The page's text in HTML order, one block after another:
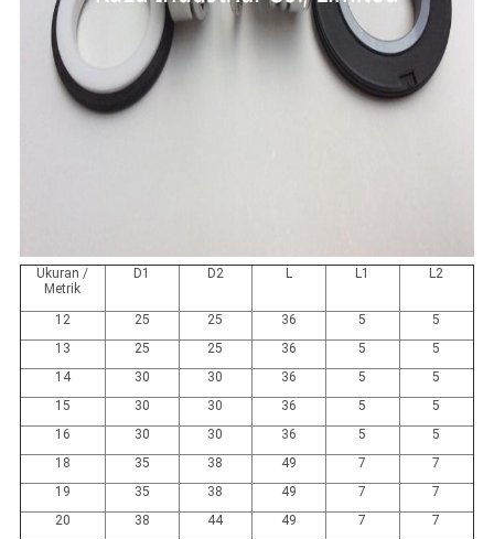
Ukuran /
Metrik
D1 D2 L L1 L2
12 25 25 36 5
5
13
25 25 36 5
5
14
30 30 36 5
5
15
30 30 36 5
5
16
30 30 36 5
5
18
35 38 49 7
7
19
35 38 49 7
7
20
38 44 49 7
7